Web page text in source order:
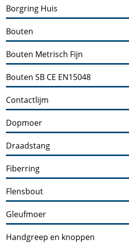
Borgring Huis
Bouten
Bouten Metrisch Fijn
Bouten SB CE EN15048
Contactlijm
Dopmoer
Draadstang
Fiberring
Flensbout
Gleufmoer
Handgreep en knoppen